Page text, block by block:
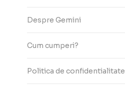
Despre Gemini
Cum cumperi?
Politica de confidentialitate